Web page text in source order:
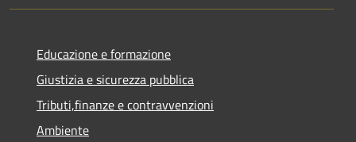
Educazione e formazione
Giustizia e sicurezza pubblica
Tributi,finanze e contravvenzioni
Ambiente